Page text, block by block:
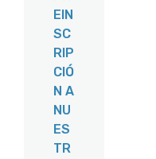
EIN
SC
RIP
CIÓ
N A
NU
ES
TR